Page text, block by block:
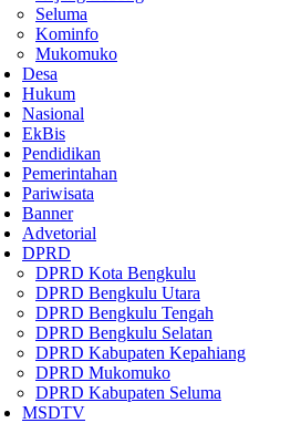
Seluma
Kominfo
Mukomuko
Desa
Hukum
Nasional
EkBis
Pendidikan
Pemerintahan
Pariwisata
Banner
Advetorial
DPRD
DPRD Kota Bengkulu
DPRD Bengkulu Utara
DPRD Bengkulu Tengah
DPRD Bengkulu Selatan
DPRD Kabupaten Kepahiang
DPRD Mukomuko
DPRD Kabupaten Seluma
MSDTV